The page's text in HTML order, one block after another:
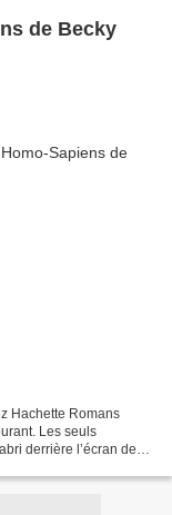
de Becky
Hachette Romans
Les seuls
derrière l’écran de